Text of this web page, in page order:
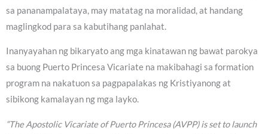
sa pananampalataya, may matatag na moralidad, at handang
maglingkod para sa kabutihang panlahat.
Inanyayahan ng bikaryato ang mga kinatawan ng bawat parokya
sa buong Puerto Princesa Vicariate na makibahagi sa formation
program na nakatuon sa pagpapalakas ng Kristiyanong at
sibikong kamalayan ng mga layko.
“The Apostolic Vicariate of Puerto Princesa (AVPP) is set to launch